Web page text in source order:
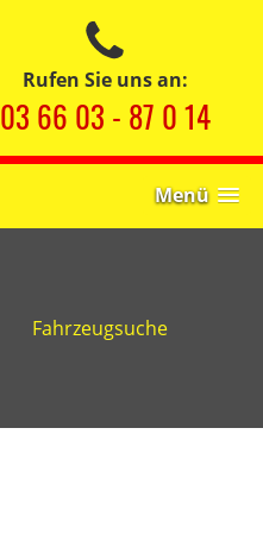
Rufen Sie uns an:
03 66 03 - 87 0 14
Menü
Fahrzeugsuche